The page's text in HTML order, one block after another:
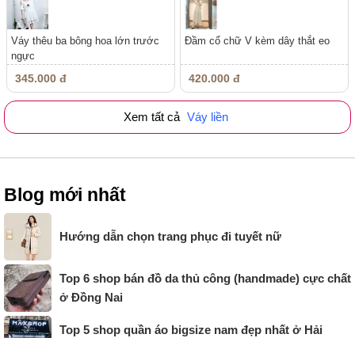
Váy thêu ba bông hoa lớn trước
ngực
345.000 đ
Đầm cổ chữ V kèm dây thắt eo
420.000 đ
Xem tất cả Váy liền
Blog mới nhất
Hướng dẫn chọn trang phục đi tuyết nữ
Top 6 shop bán đồ da thủ công (handmade) cực chất
ở Đồng Nai
Top 5 shop quần áo bigsize nam đẹp nhất ở Hải